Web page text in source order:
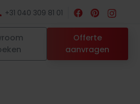
+31 040 309 81 01
Offerte
aanvragen